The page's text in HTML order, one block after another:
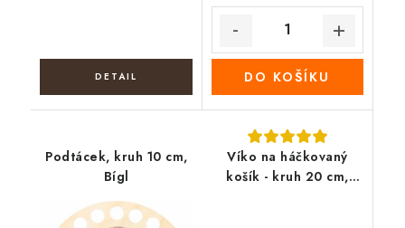
DO KOŠÍKU
Podtácek, kruh 10 cm,
Bígl
Víko na háčkovaný
košík - kruh 20 cm,